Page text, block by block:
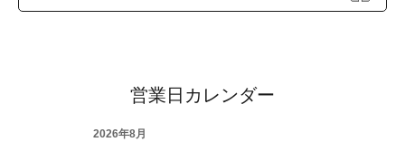
営業日カレンダー
2026年8月